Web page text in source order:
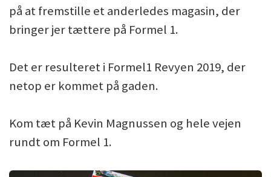
på at fremstille et anderledes magasin, der
bringer jer tættere på Formel 1.
Det er resulteret i Formel1 Revyen 2019, der
netop er kommet på gaden.
Kom tæt på Kevin Magnussen og hele vejen
rundt om Formel 1.